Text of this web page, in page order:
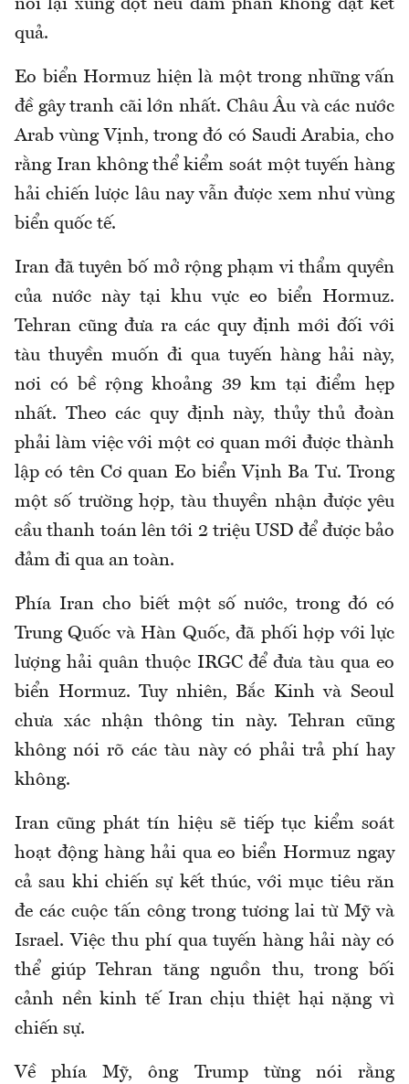
nối lại xung đột nếu đàm phán không đạt kết
quả.
Eo biển Hormuz hiện là một trong những vấn
đề gây tranh cãi lớn nhất. Châu Âu và các nước
Arab vùng Vịnh, trong đó có Saudi Arabia, cho
rằng Iran không thể kiểm soát một tuyến hàng
hải chiến lược lâu nay vẫn được xem như vùng
biển quốc tế.
Iran đã tuyên bố mở rộng phạm vi thẩm quyền
của nước này tại khu vực eo biển Hormuz.
Tehran cũng đưa ra các quy định mới đối với
tàu thuyền muốn đi qua tuyến hàng hải này,
nơi có bề rộng khoảng 39 km tại điểm hẹp
nhất. Theo các quy định này, thủy thủ đoàn
phải làm việc với một cơ quan mới được thành
lập có tên Cơ quan Eo biển Vịnh Ba Tư. Trong
một số trường hợp, tàu thuyền nhận được yêu
cầu thanh toán lên tới 2 triệu USD để được bảo
đảm đi qua an toàn.
Phía Iran cho biết một số nước, trong đó có
Trung Quốc và Hàn Quốc, đã phối hợp với lực
lượng hải quân thuộc IRGC để đưa tàu qua eo
biển Hormuz. Tuy nhiên, Bắc Kinh và Seoul
chưa xác nhận thông tin này. Tehran cũng
không nói rõ các tàu này có phải trả phí hay
không.
Iran cũng phát tín hiệu sẽ tiếp tục kiểm soát
hoạt động hàng hải qua eo biển Hormuz ngay
cả sau khi chiến sự kết thúc, với mục tiêu răn
đe các cuộc tấn công trong tương lai từ Mỹ và
Israel. Việc thu phí qua tuyến hàng hải này có
thể giúp Tehran tăng nguồn thu, trong bối
cảnh nền kinh tế Iran chịu thiệt hại nặng vì
chiến sự.
Về phía Mỹ, ông Trump từng nói rằng